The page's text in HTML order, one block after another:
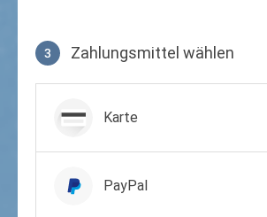
3 Zahlungsmittel wählen
Karte
PayPal